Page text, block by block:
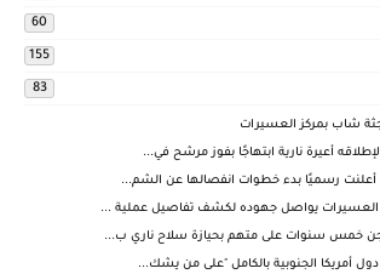
60
155
83
شاب بمركز العسيرات
أعيرة نارية ابتهاجًا بفوز مرشح في...
أعلنت رسميًا بدء خطوات انفصالها عن الشم...
يواصل جهوده لكشف تفاصيل عملية ...
خمس سنوات على متهم بحيازة سلاح ناري ب...
أمريكا الجنوبية بالكامل "على من يشك...